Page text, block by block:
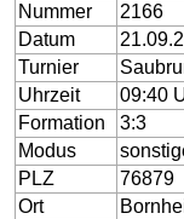
Nummer
2166
Datum
Turnier
Uhrzeit
09:40
Formation
3:3
Modus
PLZ
76879
Ort